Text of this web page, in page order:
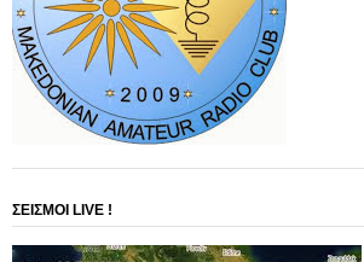
ΣΕΙΣΜΟΙ LIVE !